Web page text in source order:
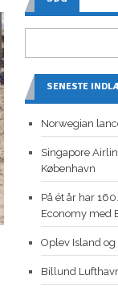
SENESTE
Norwegian
Singapore
København
På ét år har
Economy med
Oplev Island
Billund